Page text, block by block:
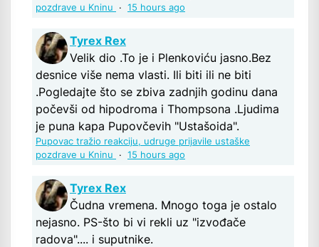
pozdrave u Kninu
· 15 hours ago
Tyrex Rex
Velik dio .To je i Plenkoviću jasno.Bez
desnice više nema vlasti. Ili biti ili ne biti
.Pogledajte što se zbiva zadnjih godinu dana
počevši od hipodroma i Thompsona .Ljudima
je puna kapa Pupovčevih "Ustašoida".
Pupovac tražio reakciju, udruge prijavile ustaške
pozdrave u Kninu
· 15 hours ago
Tyrex Rex
Čudna vremena. Mnogo toga je ostalo
nejasno. PS-što bi vi rekli uz "izvođače
radova".... i suputnike.